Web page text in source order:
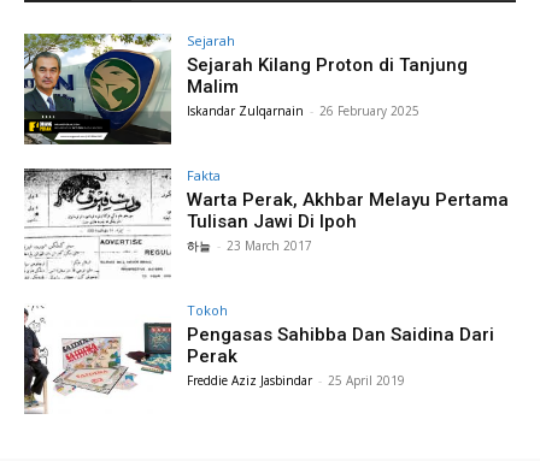
Sejarah
Sejarah Kilang Proton di Tanjung
Malim
Iskandar Zulqarnain - 26 February 2025
Fakta
Warta Perak, Akhbar Melayu Pertama
Tulisan Jawi Di Ipoh
하늘 - 23 March 2017
Tokoh
Pengasas Sahibba Dan Saidina Dari
Perak
Freddie Aziz Jasbindar - 25 April 2019